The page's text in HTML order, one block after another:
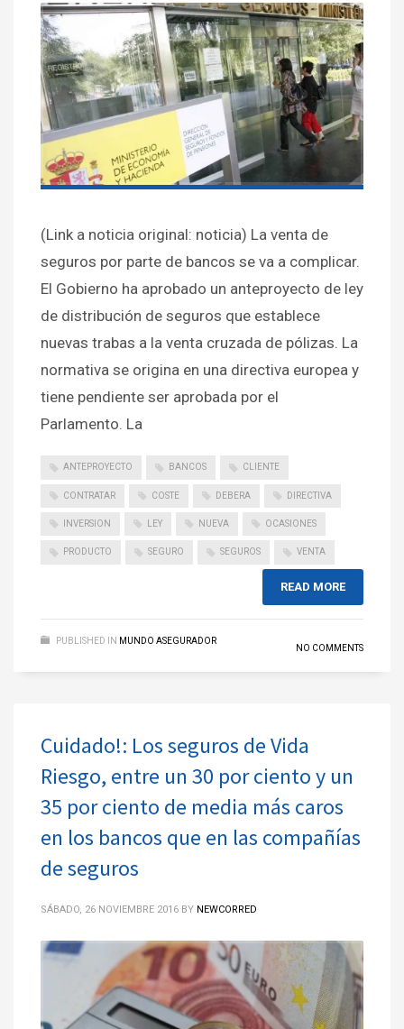
(Link a noticia original: noticia) La venta de
seguros por parte de bancos se va a complicar.
El Gobierno ha aprobado un anteproyecto de ley
de distribución de seguros que establece
nuevas trabas a la venta cruzada de pólizas. La
normativa se origina en una directiva europea y
tiene pendiente ser aprobada por el
Parlamento. La
ANTEPROYECTO BANCOS CLIENTE
CONTRATAR COSTE DEBERA DIRECTIVA
INVERSION LEY NUEVA OCASIONES
PRODUCTO SEGURO SEGUROS VENTA
READ MORE
PUBLISHED IN MUNDO ASEGURADOR
NO COMMENTS
Cuidado!: Los seguros de Vida
Riesgo, entre un 30 por ciento y un
35 por ciento de media más caros
en los bancos que en las compañías
de seguros
SÁBADO, 26 NOVIEMBRE 2016 BY NEWCORRED